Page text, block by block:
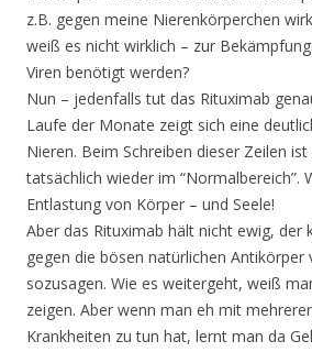
z.B. gegen meine Nierenkörperchen
weiß es nicht wirklich – zur
Viren benötigt werden?
Nun – jedenfalls tut das Rituximab
Laufe der Monate zeigt sich eine
Nieren. Beim Schreiben dieser Zeilen
tatsächlich wieder im “Normalbereich”.
Entlastung von Körper – und Seele!
Aber das Rituximab hält nicht ewig, der
gegen die bösen natürlichen Antikörper
sozusagen. Wie es weitergeht, weiß
zeigen. Aber wenn man eh mit
Krankheiten zu tun hat, lernt man da